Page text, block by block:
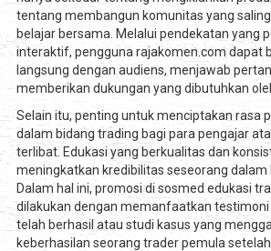
tentang membangun komunitas yang
belajar bersama. Melalui pendekatan yang
interaktif, pengguna rajakomen.com dapat
langsung dengan audiens, menjawab
memberikan dukungan yang dibutuhkan
Selain itu, penting untuk menciptakan rasa
dalam bidang trading bagi para pengajar
terlibat. Edukasi yang berkualitas dan
meningkatkan kredibilitas seseorang dalam
Dalam hal ini, promosi di sosmed edukasi
dilakukan dengan memanfaatkan
telah berhasil atau studi kasus yang
keberhasilan seorang trader pemula